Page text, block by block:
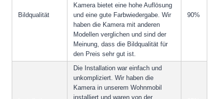
Bildqualität
Kamera bietet eine hohe Auflösung
und eine gute Farbwiedergabe. Wir
haben die Kamera mit anderen
Modellen verglichen und sind der
Meinung, dass die Bildqualität für
den Preis sehr gut ist.
90%
Die Installation war einfach und
unkompliziert. Wir haben die
Kamera in unserem Wohnmobil
installiert und waren von der